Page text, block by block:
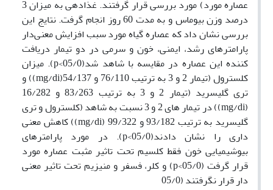
عصاره مورد) مورد بررسی قرار گرفتند. غذادهی به میزان 3
درصد وزن بیوماس و به مدت 60 روز انجام گرفت. نتایج این
بررسی نشان داد که عصاره گیاه مورد سبب افزایش معنی‌دار
پارامترهای رشد، ایمنی، خون و سرمی در دو تیمار دریافت
کننده این عصاره در مقایسه با شاهد شد(05/0>p). میزان
کلسترول (تیمار 2 و 3 به ترتیب 76/110 و 54/137(mg/di)) و
تری گلیسرید (تیمار 2 و 3 به ترتیب 83/263 و 16/282
(mg/di)) در تیمار های 2 و 3 نسبت به شاهد (کلسترول و تری
گلیسرید به ترتیب 93/182 و 99/322 (mg/di)) کاهش معنی
داری را نشان دادند(05/0>p). در مورد پارامترهای
بیوشیمیایی خون فقط کلسیم تحت تاثیر مثبت عصاره مورد
قرار گرفت (05/0>p) و کلر، فسفر و منیزیم تحت تاثیر معنی
دار قرار نگرفتند (05/0